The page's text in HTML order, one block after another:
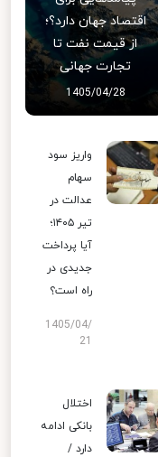
اقتصاد جهان دارد؟؛
از قیمت نفت تا
تجارت جهانی
1405/04/28
واریز سود
سهام
عدالت در
تیر ۱۴۰۵؛
آیا پرداخت
جدیدی در
راه است؟
1405/04/
اختلال
بانکی ادامه
دارد /